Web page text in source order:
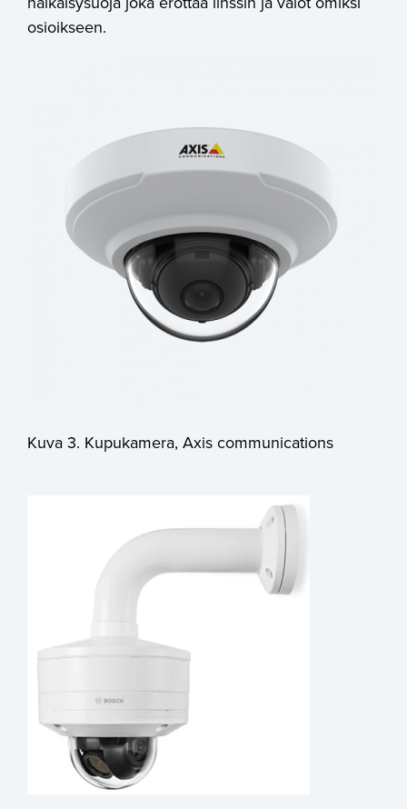
osioikseen.
Kuva 3. Kupukamera, Axis communications